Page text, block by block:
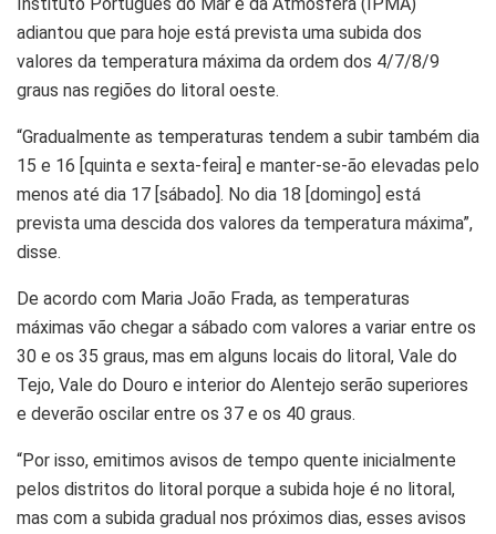
adiantou que para hoje está prevista uma subida dos
valores da temperatura máxima da ordem dos 4/7/8/9
graus nas regiões do litoral oeste.
“Gradualmente as temperaturas tendem a subir também dia
15 e 16 [quinta e sexta-feira] e manter-se-ão elevadas pelo
menos até dia 17 [sábado]. No dia 18 [domingo] está
prevista uma descida dos valores da temperatura máxima”,
disse.
De acordo com Maria João Frada, as temperaturas
máximas vão chegar a sábado com valores a variar entre os
30 e os 35 graus, mas em alguns locais do litoral, Vale do
Tejo, Vale do Douro e interior do Alentejo serão superiores
e deverão oscilar entre os 37 e os 40 graus.
“Por isso, emitimos avisos de tempo quente inicialmente
pelos distritos do litoral porque a subida hoje é no litoral,
mas com a subida gradual nos próximos dias, esses avisos